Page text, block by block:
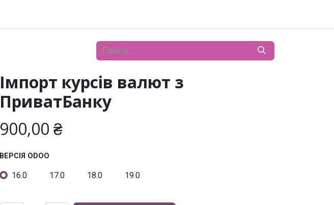
Імпорт курсів валют з
ПриватБанку
900,00 ₴
ВЕРСІЯ ODOO
16.0 17.0 18.0 19.0